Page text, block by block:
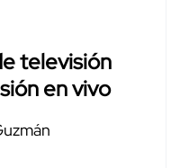
televisión
en vivo